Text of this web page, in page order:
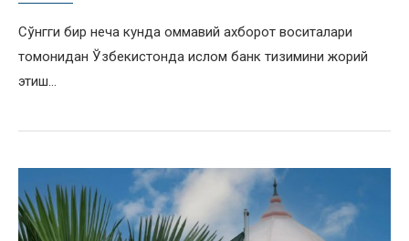
Сўнгги бир неча кунда оммавий ахборот воситалари
томонидан Ўзбекистонда ислом банк тизимини жорий
этиш…